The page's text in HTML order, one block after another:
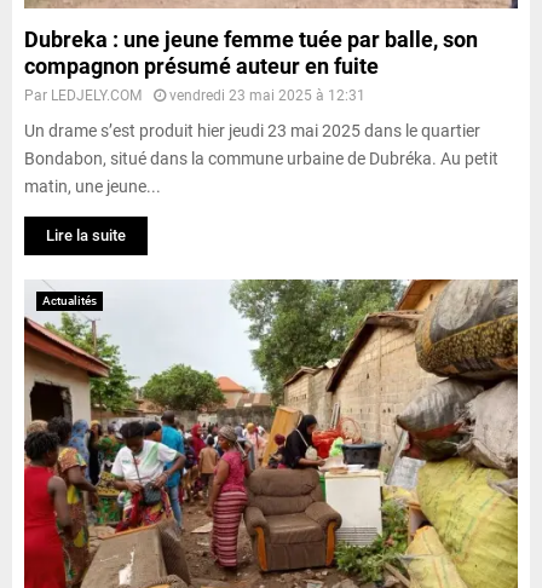
Dubreka : une jeune femme tuée par balle, son
compagnon présumé auteur en fuite
Par LEDJELY.COM vendredi 23 mai 2025 à 12:31
Un drame s’est produit hier jeudi 23 mai 2025 dans le quartier
Bondabon, situé dans la commune urbaine de Dubréka. Au petit
matin, une jeune...
Lire la suite
Actualités